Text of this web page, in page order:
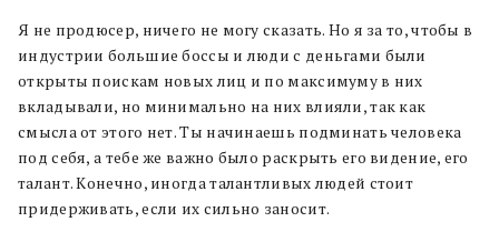
Я не продюсер, ничего не могу сказать. Но я за то, чтобы в
индустрии большие боссы и люди с деньгами были
открыты поискам новых лиц и по максимуму в них
вкладывали, но минимально на них влияли, так как
смысла от этого нет. Ты начинаешь подминать человека
под себя, а тебе же важно было раскрыть его видение, его
талант. Конечно, иногда талантливых людей стоит
придерживать, если их сильно заносит.